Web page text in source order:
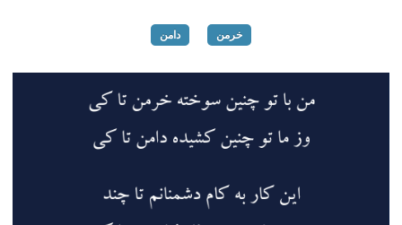
خرمن دامن